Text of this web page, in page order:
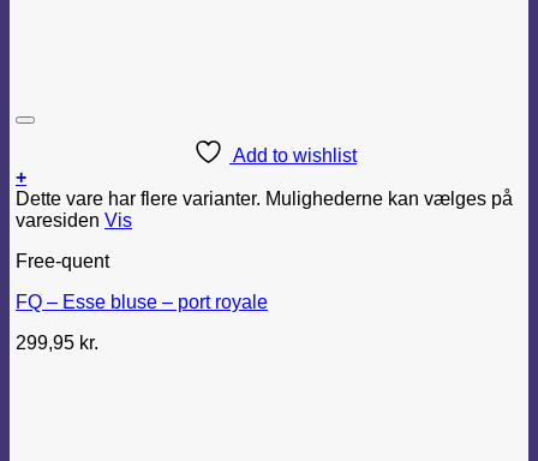
Add to wishlist
+
Dette vare har flere varianter. Mulighederne kan vælges på
varesiden Vis
Free-quent
FQ – Esse bluse – port royale
299,95 kr.